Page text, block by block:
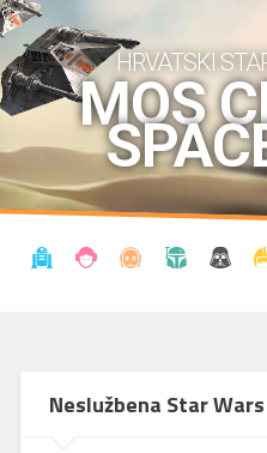
HRVATSKI
MOS
Neslužbena Star